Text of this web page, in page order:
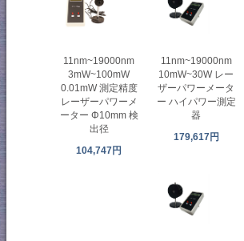
11nm~19000nm
3mW~100mW
0.01mW 測定精度
レーザーパワーメ
ーター Φ10mm 検
出径
104,747円
11nm~19000nm
10mW~30W レー
ザーパワーメータ
ー ハイパワー測定
器
179,617円